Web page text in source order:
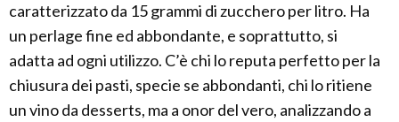
caratterizzato da 15 grammi di zucchero per litro. Ha
un perlage fine ed abbondante, e soprattutto, si
adatta ad ogni utilizzo. C’è chi lo reputa perfetto per la
chiusura dei pasti, specie se abbondanti, chi lo ritiene
un vino da desserts, ma a onor del vero, analizzando a